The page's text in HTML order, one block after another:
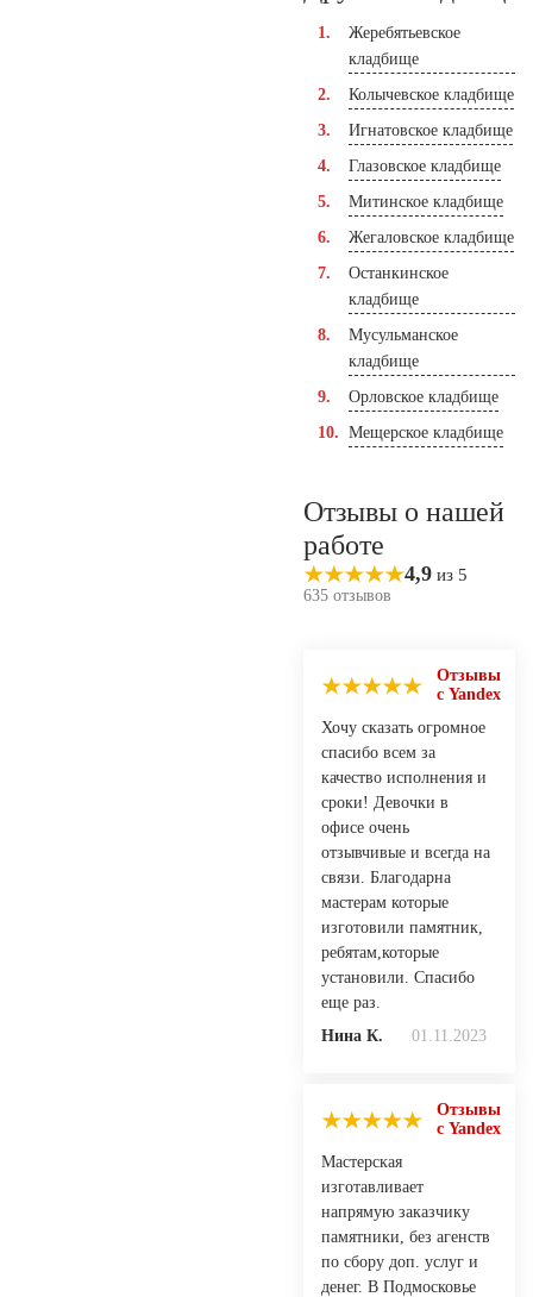
Жеребятьевское
кладбище
Колычевское кладбище
Игнатовское кладбище
Глазовское кладбище
Митинское кладбище
Жегаловское кладбище
Останкинское
кладбище
Мусульманское
кладбище
Орловское кладбище
Мещерское кладбище
Отзывы о нашей
работе
4,9 из 5
635 отзывов
Отзывы
с Yandex
Хочу сказать огромное
спасибо всем за
качество исполнения и
сроки! Девочки в
офисе очень
отзывчивые и всегда на
связи. Благодарна
мастерам которые
изготовили памятник,
ребятам,которые
установили. Спасибо
еще раз.
Нина К.
01.11.2023
Отзывы
с Yandex
Мастерская
изготавливает
напрямую заказчику
памятники, без агенств
по сбору доп. услуг и
денег. В Подмосковье